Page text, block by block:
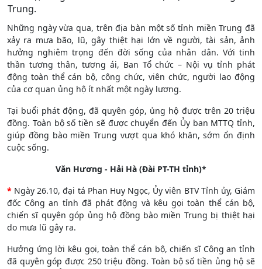
Trung.
Những ngày vừa qua, trên địa bàn một số tỉnh miền Trung đã
xảy ra mưa bão, lũ, gây thiệt hại lớn về người, tài sản, ảnh
hưởng nghiêm trọng đến đời sống của nhân dân. Với tinh
thần tương thân, tương ái, Ban Tổ chức – Nội vụ tỉnh phát
động toàn thể cán bộ, công chức, viên chức, người lao động
của cơ quan ủng hộ ít nhất một ngày lương.
Tại buổi phát động, đã quyên góp, ủng hộ được trên 20 triệu
đồng. Toàn bộ số tiền sẽ được chuyển đến Ủy ban MTTQ tỉnh,
giúp đồng bào miền Trung vượt qua khó khăn, sớm ổn định
cuộc sống.
Văn Hương - Hải Hà (Đài PT-TH tỉnh)*
* Ngày 26.10, đại tá Phan Huy Ngọc, Ủy viên BTV Tỉnh ủy, Giám
đốc Công an tỉnh đã phát động và kêu gọi toàn thể cán bộ,
chiến sĩ quyên góp ủng hộ đồng bào miền Trung bị thiệt hại
do mưa lũ gây ra.
Hưởng ứng lời kêu gọi, toàn thể cán bộ, chiến sĩ Công an tỉnh
đã quyên góp được 250 triệu đồng. Toàn bộ số tiền ủng hộ sẽ